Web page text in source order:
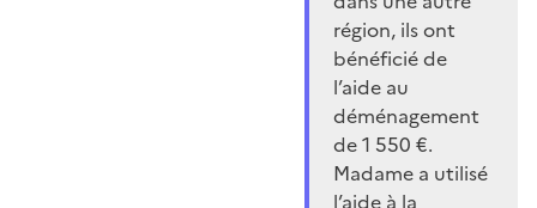
région, ils ont
bénéficié de
l’aide au
déménagement
de 1 550 €.
Madame a utilisé